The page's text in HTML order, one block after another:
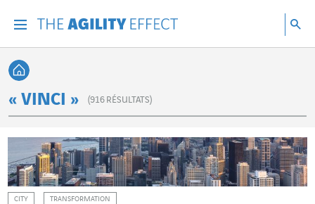
Retour à l'accueil
« VINCI » (916 RÉSULTATS)
CITY TRANSFORMATION